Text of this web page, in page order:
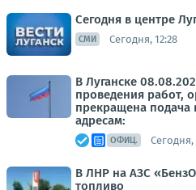
Сегодня в центре
СМИ Сегодня, 12:28
В Луганске
проведения работ,
прекращена
адресам:
ОФИЦ. Сегодня,
В ЛНР на АЗС
топливо